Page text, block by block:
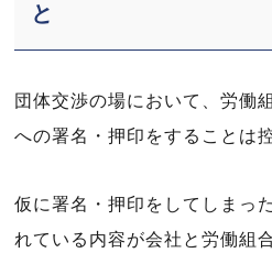
と
団体交渉の場において、労働
への署名・押印をすることは
仮に署名・押印をしてしまっ
れている内容が会社と労働組